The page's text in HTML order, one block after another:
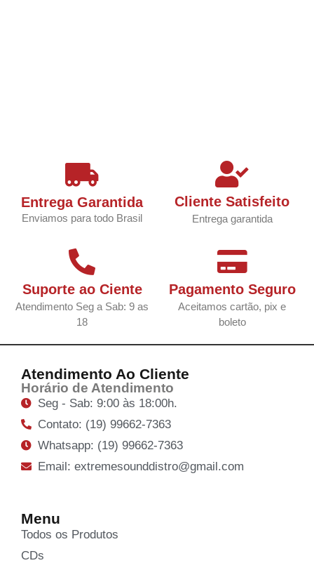
Entrega Garantida
Enviamos para todo Brasil
Cliente Satisfeito
Entrega garantida
Suporte ao Ciente
Atendimento Seg a Sab: 9 as
18
Pagamento Seguro
Aceitamos cartão, pix e
boleto
Atendimento Ao Cliente
Horário de Atendimento
Seg - Sab: 9:00 às 18:00h.
Contato: (19) 99662-7363
Whatsapp: (19) 99662-7363
Email: extremesounddistro@gmail.com
Menu
Todos os Produtos
CDs